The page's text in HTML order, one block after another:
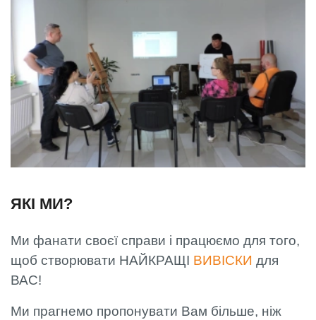
ЯКІ МИ?
Ми фанати своєї справи і працюємо для того,
щоб створювати НАЙКРАЩІ ВИВІСКИ для
ВАС!
Ми прагнемо пропонувати Вам більше, ніж